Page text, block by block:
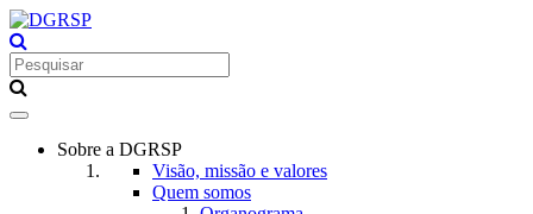
Toggle
navigationSobre a DGRSP
Visão, missão e valores
Quem somos